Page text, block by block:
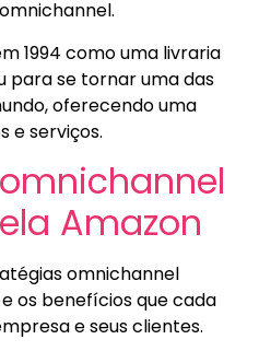
1994 como uma livraria
para se tornar uma das
oferecendo uma
e serviços.
Amazon
omnichannel
os benefícios que cada
e seus clientes.